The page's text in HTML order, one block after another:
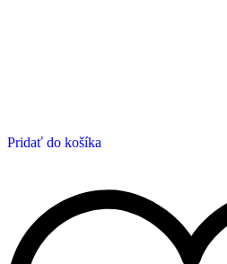
Pridať do košíka